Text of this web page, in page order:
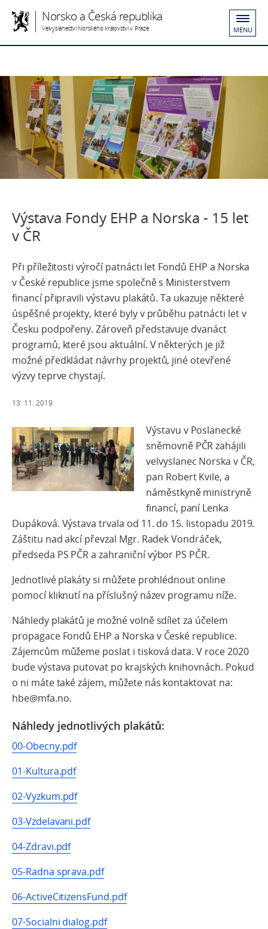
Norsko a Česká republika
Velvyslanectví Norského království v Praze MENU
Výstava Fondy EHP a Norska - 15 let
v ČR
Při příležitosti výročí patnácti let Fondů EHP a Norska
v České republice jsme společně s Ministerstvem
financí připravili výstavu plakátů. Ta ukazuje některé
úspěšné projekty, které byly v průběhu patnácti let v
Česku podpořeny. Zároveň představuje dvanáct
programů, které jsou aktuální. V některých je již
možné předkládat návrhy projektů, jiné otevřené
výzvy teprve chystají.
13. 11. 2019
Výstavu v Poslanecké
sněmovně PČR zahájili
velvyslanec Norska v ČR,
pan Robert Kvile, a
náměstkyně ministryně
financí, paní Lenka
Dupáková. Výstava trvala od 11. do 15. listopadu 2019.
Záštitu nad akcí převzal Mgr. Radek Vondráček,
předseda PS PČR a zahraniční výbor PS PČR.
Jednotlivé plakáty si můžete prohlédnout online
pomocí kliknutí na příslušný název programu níže.
Náhledy plakátů je možné volně sdílet za účelem
propagace Fondů EHP a Norska v České republice.
Zájemcům můžeme poslat i tisková data. V roce 2020
bude výstava putovat po krajských knihovnách. Pokud
o ni máte také zájem, můžete nás kontaktovat na:
hbe@mfa.no.
Náhledy jednotlivých plakátů:
00-Obecny.pdf
01-Kultura.pdf
02-Vyzkum.pdf
03-Vzdelavani.pdf
04-Zdravi.pdf
05-Radna sprava.pdf
06-ActiveCitizensFund.pdf
07-Socialni dialog.pdf